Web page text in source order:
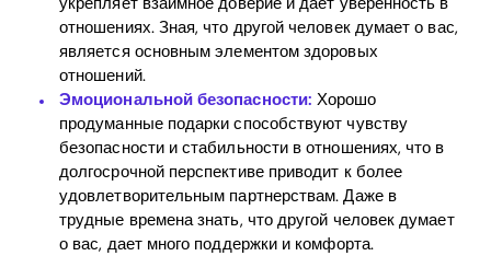
отношениях. Зная, что другой человек думает о вас,
является основным элементом здоровых
отношений.
Эмоциональной безопасности: Хорошо
продуманные подарки способствуют чувству
безопасности и стабильности в отношениях, что в
долгосрочной перспективе приводит к более
удовлетворительным партнерствам. Даже в
трудные времена знать, что другой человек думает
о вас, дает много поддержки и комфорта.